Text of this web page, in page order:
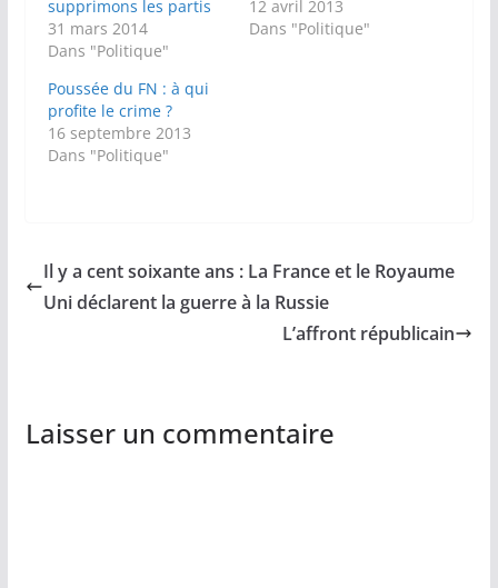
supprimons les partis
31 mars 2014
Dans "Politique"
12 avril 2013
Dans "Politique"
Poussée du FN : à qui
profite le crime ?
16 septembre 2013
Dans "Politique"
Il y a cent soixante ans : La France et le Royaume
Uni déclarent la guerre à la Russie
L’affront républicain
Laisser un commentaire